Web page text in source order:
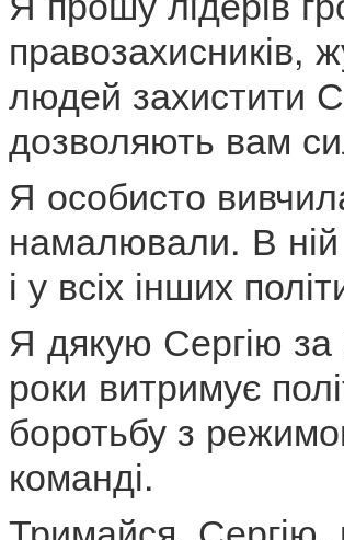
правозахисників,
людей захистити
дозволяють вам
Я особисто
намалювали. В
і у всіх інших
Я дякую Сергію за
роки витримує
боротьбу з
команді.